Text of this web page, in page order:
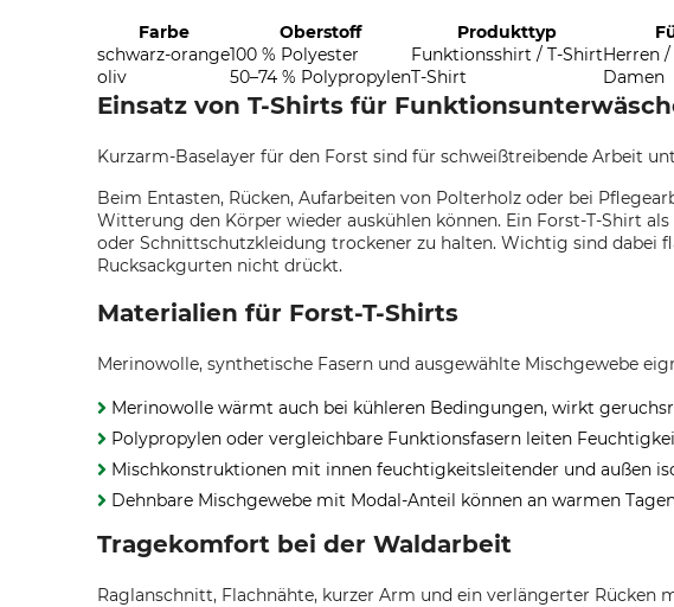
Farbe
Oberstoff Produkttyp
schwarz-orange100 % Polyester Funktionsshirt / T-ShirtHerren
oliv
50–74 % PolypropylenT-Shirt Damen
Einsatz von T-Shirts für
Kurzarm-Baselayer für den Forst sind für schweißtreibende Arbeit
Beim Entasten, Rücken, Aufarbeiten von Polterholz oder bei
Witterung den Körper wieder auskühlen können. Ein Forst-T-Shirt
oder Schnittschutzkleidung trockener zu halten. Wichtig sind dabei
Rucksackgurten nicht drückt.
Materialien für Forst-T-Shirts
Merinowolle, synthetische Fasern und ausgewählte Mischgewebe
Merinowolle wärmt auch bei kühleren Bedingungen, wirkt
Polypropylen oder vergleichbare Funktionsfasern leiten
Mischkonstruktionen mit innen feuchtigkeitsleitender und außen
Dehnbare Mischgewebe mit Modal-Anteil können an warmen
Tragekomfort bei der Waldarbeit
Raglanschnitt, Flachnähte, kurzer Arm und ein verlängerter Rücken